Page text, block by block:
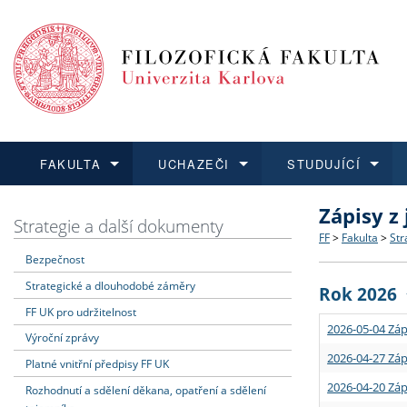
FAKULTA
Dozvědět se více
Struktura
Strategie
Podpora
UCHAZEČI
Podat přihlášku
Co
Učitelské
STUDUJÍCÍ
Dozvědět se více
Rigorózní
Dozvědět se více
O vědě a
Granty a
Dozvědět se více
Aktuální
Strategie a další dokumenty
Bezpečnost
Strategické a dlouhodobé záměry
FF UK pro udržitelnost
Výroční zprávy
Platné vnitřní předpisy FF UK
Rozhodnutí a sdělení děkana, opatření a sdělení
Zápisy
FF > Fakulta >
Rok 2026
2026-05-04
2026-04-27
2026-04-20